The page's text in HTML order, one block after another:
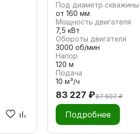
Под диаметр скважины
от 160 мм
Мощность двигателя
7,5 кВт
Обороты двигателя
3000 об/мин
Напор
120 м
Подача
10 м³/ч
83 227 ₽87 607 ₽
Подробнее